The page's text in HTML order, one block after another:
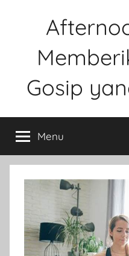
Gosip
Tentang
Ke
Gosipan
Menu